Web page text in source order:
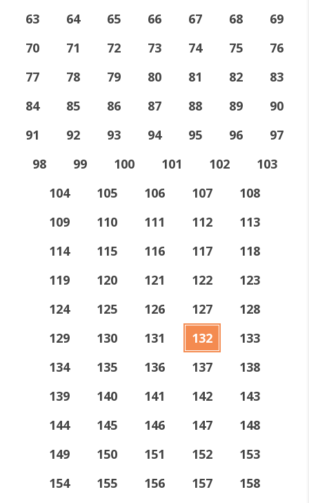
63
64 65 66 67 68
69
70
71 72 73 74 75
76
77
78 79 80 81 82
83
84
85 86 87 88 89
90
91
92 93 94 95 96
97
98
99 100 101 102
103
104
105 106 107
108
109
110 111 112
113
114
115 116 117
118
119
120 121 122
123
124
125 126 127
128
129
130 131 132
133
134
135 136 137
138
139
140 141 142
143
144
145 146 147
148
149
150 151 152
153
154
155 156 157 158